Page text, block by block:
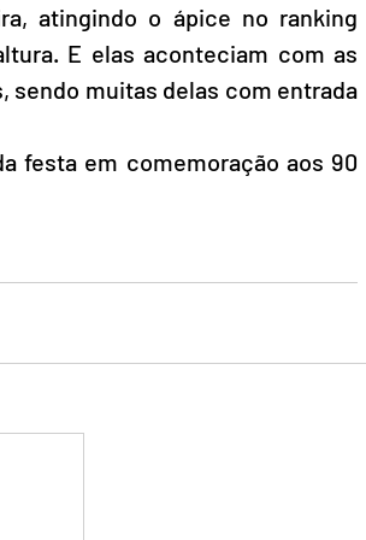
atingindo o ápice no ranking
E elas aconteciam com as
sendo muitas delas com entrada
festa em comemoração aos 90